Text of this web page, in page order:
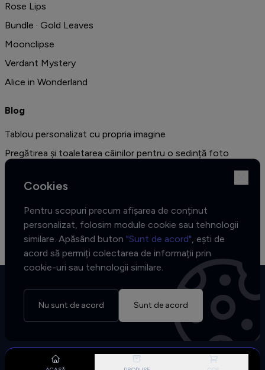
Rose Lips
Bundle · Gold Leaves
Moonclipse
Verdant Mystery
Alice in Wonderland
Blog
Tablou personalizat cu propria imagine
Pregătirea și toaletarea câinilor pentru o sedință foto
profesională
Amenajarea unui dormitor în stil vintage - cele mai bune idei
Colecția African Muse - Cele trei fețe ale inspirației
Copyrights © 2026 Tablofy
Cookies
Pentru scopuri precum afișarea de conținut
personalizat, folosim module cookie sau tehnologii
similare. Apăsând buton "Sunt de acord", ești de
acord să permiți colectarea de informații prin
cookie-uri sau tehnologii similare.
Nu sunt de acord Sunt de acord